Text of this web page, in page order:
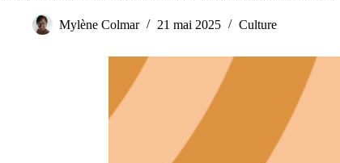
Mylène Colmar 21 mai 2025 Culture